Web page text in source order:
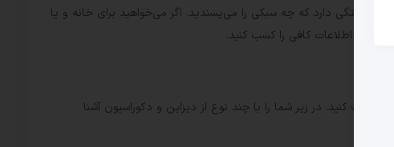
بستگی دارد که چه سبکی را می‌پسندید. اگر می‌خواهید برای خانه و یا
تا اطلاعات کافی را کسب کنید.
کنید. در زیر شما را با چند نوع از دیزاین و دکوراسیون آشنا